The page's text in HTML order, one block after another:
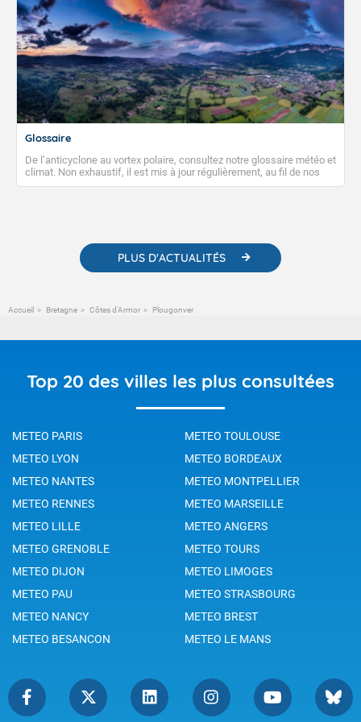
Glossaire
De l’anticyclone au vortex polaire, consultez notre glossaire météo et
climat. Non exhaustif, il est mis à jour régulièrement, au fil de nos
publications. Vous y trouverez également des liens utiles vers nos
PLUS D'ACTUALITÉS
Accueil Bretagne Côtes d'Armor Plougonver
Top 20 des villes les plus consultées
METEO PARIS
METEO TOULOUSE
METEO LYON
METEO BORDEAUX
METEO NANTES
METEO MONTPELLIER
METEO RENNES
METEO MARSEILLE
METEO LILLE
METEO ANGERS
METEO GRENOBLE
METEO TOURS
METEO DIJON
METEO LIMOGES
METEO PAU
METEO STRASBOURG
METEO NANCY
METEO BREST
METEO BESANCON
METEO LE MANS